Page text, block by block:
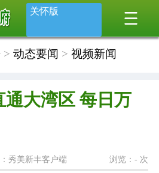
关怀版
> 动态要闻 > 视频新闻
大湾区 每日万
浏览：- 次
秀美新丰客户端